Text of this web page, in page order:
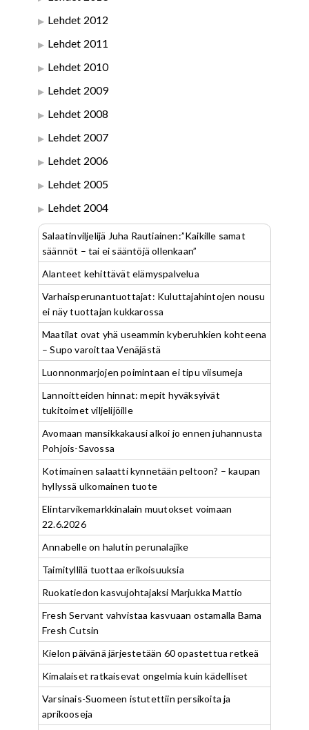
Lehdet 2012
Lehdet 2011
Lehdet 2010
Lehdet 2009
Lehdet 2008
Lehdet 2007
Lehdet 2006
Lehdet 2005
Lehdet 2004
Salaatinviljelijä Juha Rautiainen:”Kaikille samat
säännöt – tai ei sääntöjä ollenkaan”
Alanteet kehittävät elämyspalvelua
Varhaisperunantuottajat: Kuluttajahintojen nousu
ei näy tuottajan kukkarossa
Maatilat ovat yhä useammin kyberuhkien kohteena
– Supo varoittaa Venäjästä
Luonnonmarjojen poimintaan ei tipu viisumeja
Lannoitteiden hinnat: mepit hyväksyivät
tukitoimet viljelijöille
Avomaan mansikkakausi alkoi jo ennen juhannusta
Pohjois-Savossa
Kotimainen salaatti kynnetään peltoon? – kaupan
hyllyssä ulkomainen tuote
Elintarvikemarkkinalain muutokset voimaan
22.6.2026
Annabelle on halutin perunalajike
Taimityllilä tuottaa erikoisuuksia
Ruokatiedon kasvujohtajaksi Marjukka Mattio
Fresh Servant vahvistaa kasvuaan ostamalla Bama
Fresh Cutsin
Kielon päivänä järjestetään 60 opastettua retkeä
Kimalaiset ratkaisevat ongelmia kuin kädelliset
Varsinais-Suomeen istutettiin persikoita ja
aprikooseja